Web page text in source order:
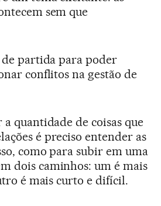
sem que
partida para poder
conflitos na gestão de
quantidade de coisas que
é preciso entender as
como para subir em uma
dois caminhos: um é mais
é mais curto e difícil.